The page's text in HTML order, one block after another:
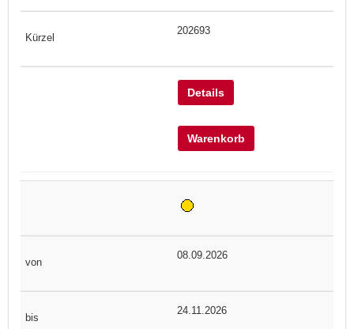
202693
Details
Warenkorb
08.09.2026
24.11.2026